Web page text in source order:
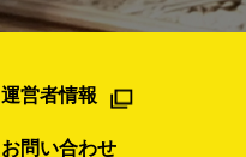
運営者情報
お問い合わせ